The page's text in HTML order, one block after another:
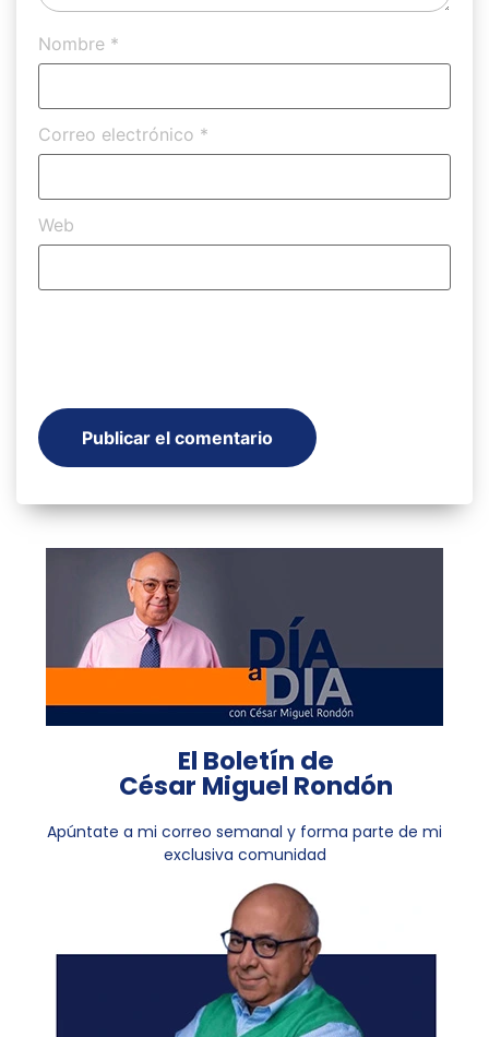
Nombre *
Correo electrónico *
Web
El Boletín de
César Miguel Rondón
Apúntate a mi correo semanal y forma parte de mi
exclusiva comunidad